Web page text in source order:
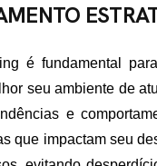
é fundamental
seu ambiente de
e
que impactam seu